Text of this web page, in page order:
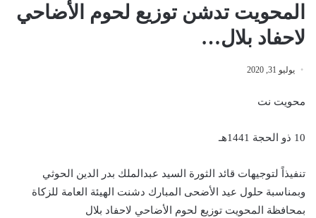
المحويت تدشن توزيع لحوم الأضاحي
لاحفاد بلال…
يوليو 31, 2020
محويت نت
10 ذو الحجة 1441هـ
تنفيذاً لتوجيهات قائد الثورة السيد عبدالملك بدر الدين الحوثي
وبمناسبة حلول عيد الأضحى المبارك دشنت الهيئة العامة للزكاة
بمحافظة المحويت توزيع لحوم الأضاحي لاحفاد بلال